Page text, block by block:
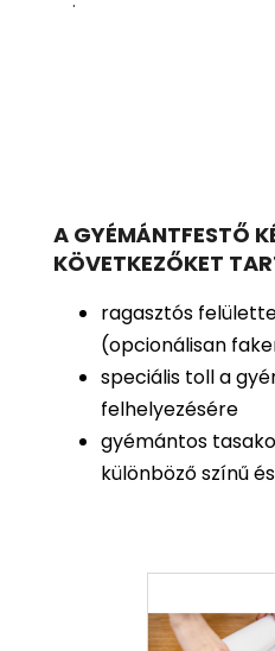
A GYÉMÁNTFESTŐ
KÖVETKEZŐKET
ragasztós
(opcionálisan
speciális toll a
felhelyezésére
gyémántos
különböző színű